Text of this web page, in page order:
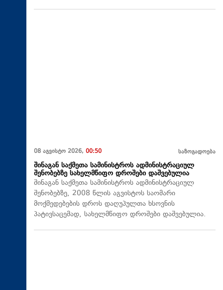
08 აგვისტო 2026, 00:50 საზოგადოება
შინაგან საქმეთა სამინისტროს ადმინისტრაციულ
შენობებზე სახელმწიფო დროშები დაშვებულია
შინაგან საქმეთა სამინისტროს ადმინისტრაციულ
შენობებზე, 2008 წლის აგვისტოს საომარი
მოქმედებების დროს დაღუპულთა ხსოვნის
პატივსაცემად, სახელმწიფო დროშები დაშვებულია.